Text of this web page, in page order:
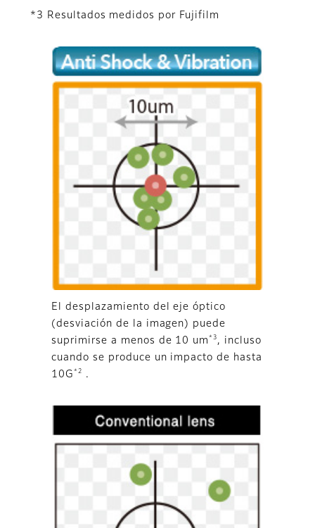
*3 Resultados medidos por Fujifilm
El desplazamiento del eje óptico
(desviación de la imagen) puede
suprimirse a menos de 10 um *3 , incluso
cuando se produce un impacto de hasta
10G *2 .